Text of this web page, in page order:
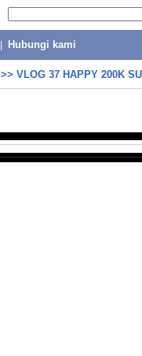
Hubungi kami
>> VLOG 37 HAPPY 200K